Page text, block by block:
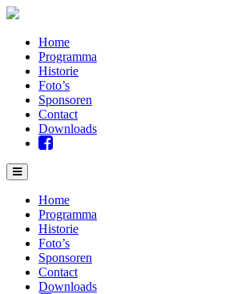
Home
Programma
Historie
Foto’s
Sponsoren
Contact
Downloads
Home
Programma
Historie
Foto’s
Sponsoren
Contact
Downloads